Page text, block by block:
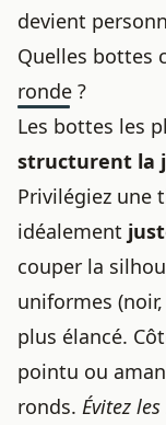
devient
Quelles bottes
ronde ?
Les bottes les
structurent la
Privilégiez une
idéalement
couper la
uniformes
plus élancé.
pointu ou
ronds. Évitez